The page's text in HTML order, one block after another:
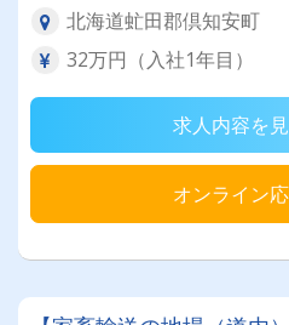
北海道虻田郡倶知安町
32万円（入社1年目）
求人内容を
オンライン